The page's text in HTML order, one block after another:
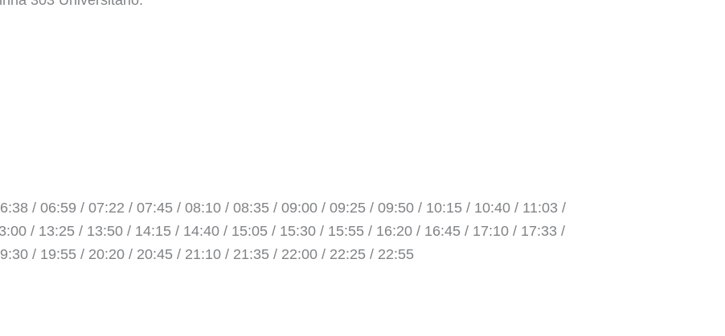
/ 06:59 / 07:22 / 07:45 / 08:10 / 08:35 / 09:00 / 09:25 / 09:50 / 10:15 / 10:40 / 11:03 /
/ 13:25 / 13:50 / 14:15 / 14:40 / 15:05 / 15:30 / 15:55 / 16:20 / 16:45 / 17:10 / 17:33 /
/ 19:55 / 20:20 / 20:45 / 21:10 / 21:35 / 22:00 / 22:25 / 22:55